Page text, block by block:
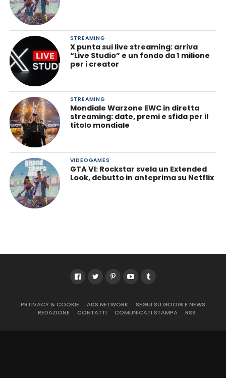
STREAMING
X punta sui live streaming: arriva
“Live Studio” e un fondo da 1 milione
per i creator
STREAMING
Mondiale Warzone EWC in diretta
streaming: date, premi e sfida per il
titolo mondiale
VIDEOGAMES
GTA VI: Rockstar svela un Extended
Look, debutto in anteprima su Netflix
PRTIVACY & COOKIE ADS NETWORK
SEGUI SU GOOGLE NEWS
REDAZIONE
CONTATTI COMUNICATI STAMPA RSS